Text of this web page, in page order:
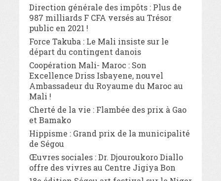
Direction générale des impôts : Plus de
987 milliards F CFA versés au Trésor
public en 2021 !
Force Takuba : Le Mali insiste sur le
départ du contingent danois
Coopération Mali- Maroc : Son
Excellence Driss Isbayene, nouvel
Ambassadeur du Royaume du Maroc au
Mali !
Cherté de la vie : Flambée des prix à Gao
et Bamako
Hippisme : Grand prix de la municipalité
de Ségou
Œuvres sociales : Dr. Djouroukoro Diallo
offre des vivres au Centre Jigiya Bon